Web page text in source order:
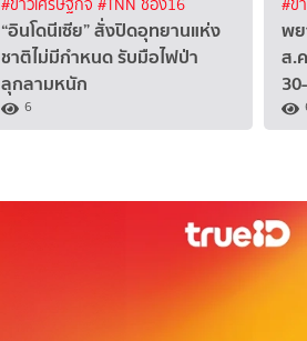
“อินโดนีเซีย” สั่งปิดอุทยานแห่ง
ชาติไม่มีกำหนด รับมือไฟป่า
ลุกลามหนัก
6
พ
ส.